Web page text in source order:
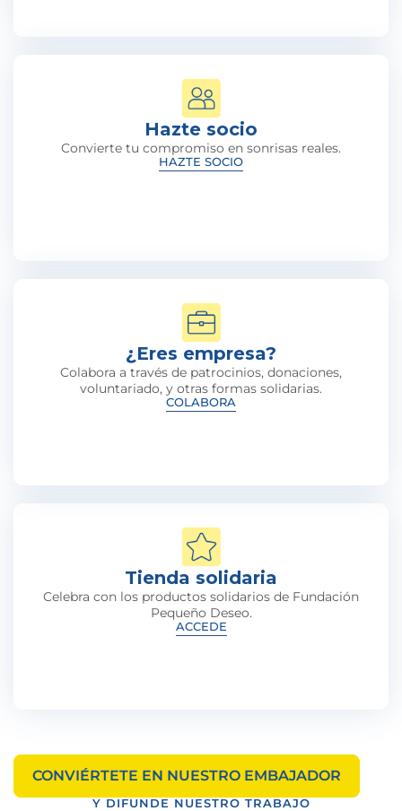
Hazte socio
Convierte tu compromiso en sonrisas reales.
HAZTE SOCIO
Tienda solidaria
Celebra con los productos solidarios de Fundación
Pequeño Deseo.
ACCEDE
¿Eres empresa?
Colabora a través de patrocinios, donaciones,
voluntariado, y otras formas solidarias.
COLABORA
CONVIÉRTETE EN NUESTRO EMBAJADOR
Y DIFUNDE NUESTRO TRABAJO